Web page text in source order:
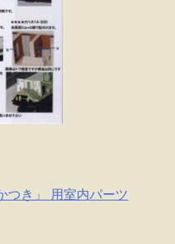
つき」 用室内パーツ